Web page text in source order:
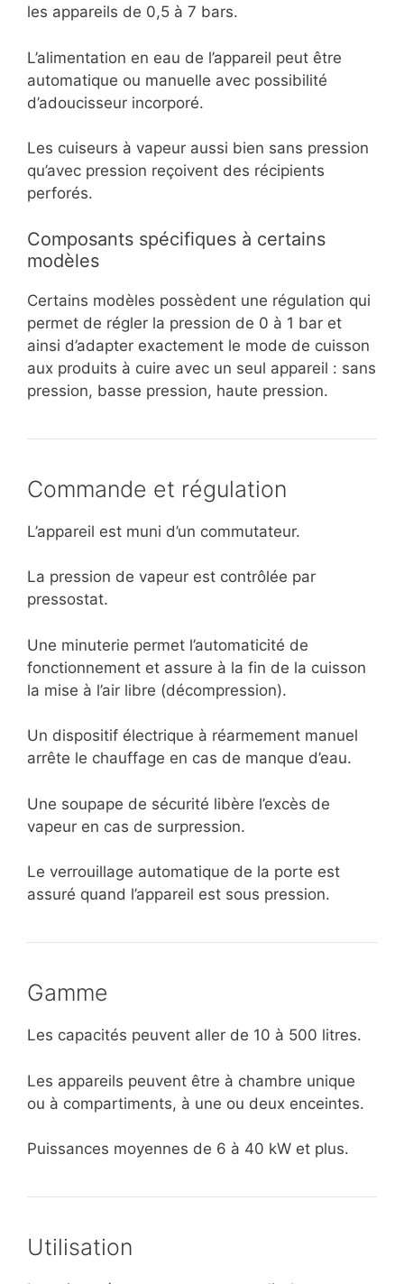
les appareils de 0,5 à 7 bars.
L’alimentation en eau de l’appareil peut être
automatique ou manuelle avec possibilité
d’adoucisseur incorporé.
Les cuiseurs à vapeur aussi bien sans pression
qu’avec pression reçoivent des récipients
perforés.
Composants spécifiques à certains
modèles
Certains modèles possèdent une régulation qui
permet de régler la pression de 0 à 1 bar et
ainsi d’adapter exactement le mode de cuisson
aux produits à cuire avec un seul appareil : sans
pression, basse pression, haute pression.
Commande et régulation
L’appareil est muni d’un commutateur.
La pression de vapeur est contrôlée par
pressostat.
Une minuterie permet l’automaticité de
fonctionnement et assure à la fin de la cuisson
la mise à l’air libre (décompression).
Un dispositif électrique à réarmement manuel
arrête le chauffage en cas de manque d’eau.
Une soupape de sécurité libère l’excès de
vapeur en cas de surpression.
Le verrouillage automatique de la porte est
assuré quand l’appareil est sous pression.
Gamme
Les capacités peuvent aller de 10 à 500 litres.
Les appareils peuvent être à chambre unique
ou à compartiments, à une ou deux enceintes.
Puissances moyennes de 6 à 40 kW et plus.
Utilisation